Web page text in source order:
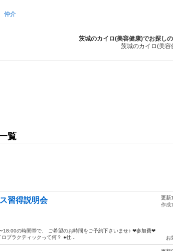
仲介
茨城のカイロ(美容健康)でお探し
茨城のカイロ(美
覧
習得説明会
の時間帯で、 ご希望のお時間をご予約下さいませ♪ ❤︎参加費❤︎
プラクティックって何？ ●仕...
更新
作成
お